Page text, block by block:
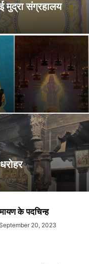
मुद्रा संग्रहालय
के पदचिन्ह
September 20, 2023